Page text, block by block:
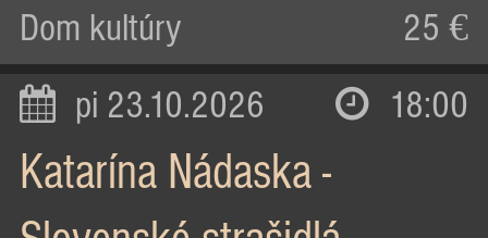
Dom kultúry 25 €
pi 23.10.2026 18:00
Katarína Nádaska -